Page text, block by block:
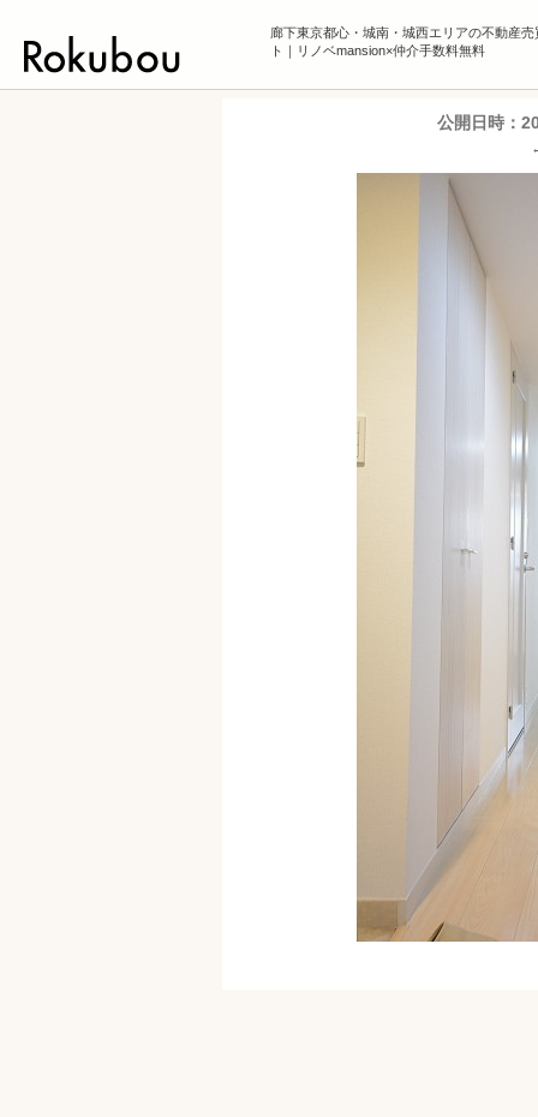
廊下東京都心・城南・城西エリアの不動産売
ト｜リノベmansion×仲介手数料無料
公開日時：